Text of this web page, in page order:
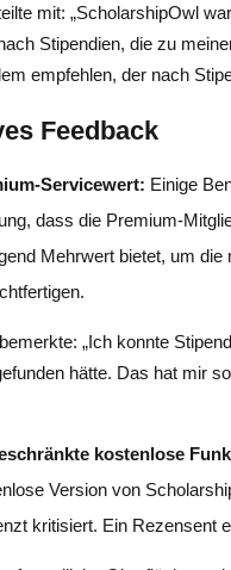
mit: „ScholarshipOwl
Stipendien, die zu
empfehlen, der nach
Feedback
Servicewert: Einige
dass die Premium-
Mehrwert bietet, um die
„Ich konnte
hätte. Das hat mir
kostenlose
Version von
kritisiert. Ein Rezensent